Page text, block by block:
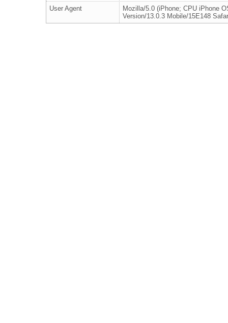
User Agent
Mozilla/5.0 (iPhone; CPU iPhone
Version/13.0.3 Mobile/15E148